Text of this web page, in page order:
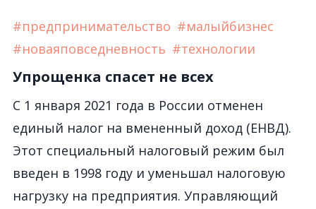
#предпринимательство #малыйбизнес
#новаяповседневность #технологии
Упрощенка спасет не всех
С 1 января 2021 года в России отменен
единый налог на вмененный доход (ЕНВД).
Этот специальный налоговый режим был
введен в 1998 году и уменьшал налоговую
нагрузку на предприятия. Управляющий